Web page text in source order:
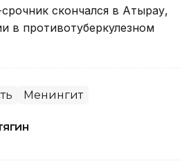
скончался в Атырау,
в противотуберкулезном
Менингит